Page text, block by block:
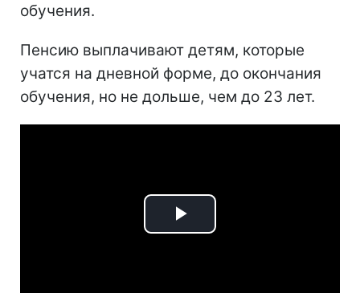
обучения.
Пенсию выплачивают детям, которые
учатся на дневной форме, до окончания
обучения, но не дольше, чем до 23 лет.
Play